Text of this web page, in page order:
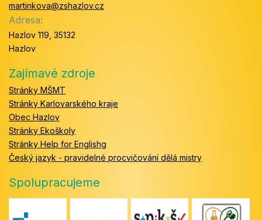
martinkova@zshazlov.cz
Adresa:
Hazlov 119, 35132
Hazlov
Zajímavé zdroje
Stránky MŠMT
Stránky Karlovarského kraje
Obec Hazlov
Stránky Ekoškoly
Stránky Help for Englishg
Český jazyk - pravidelné procvičování dělá mistry
Spolupracujeme